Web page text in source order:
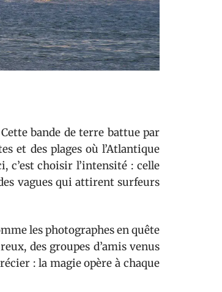
bande de terre battue par
et des plages où l’Atlantique
c’est choisir l’intensité : celle
vagues qui attirent surfeurs
les photographes en quête
des groupes d’amis venus
: la magie opère à chaque